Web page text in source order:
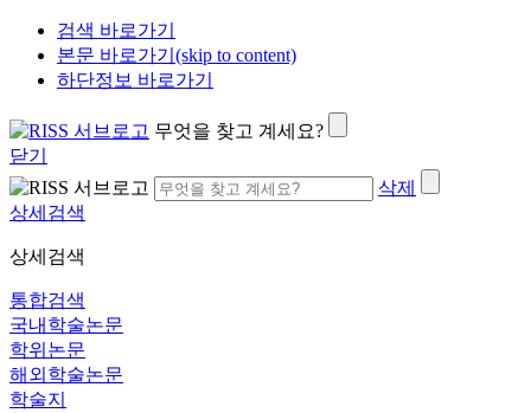
검색 바로가기
본문 바로가기(skip to content)
하단정보 바로가기
무엇을 찾고 계세요?
닫기
삭제
상세검색
상세검색
통합검색
국내학술논문
학위논문
해외학술논문
학술지